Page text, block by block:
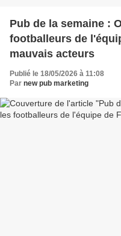
Pub de la semaine :
footballeurs de
mauvais acteurs
Publié le 18/05/2026 à 11:08
Par new pub marketing